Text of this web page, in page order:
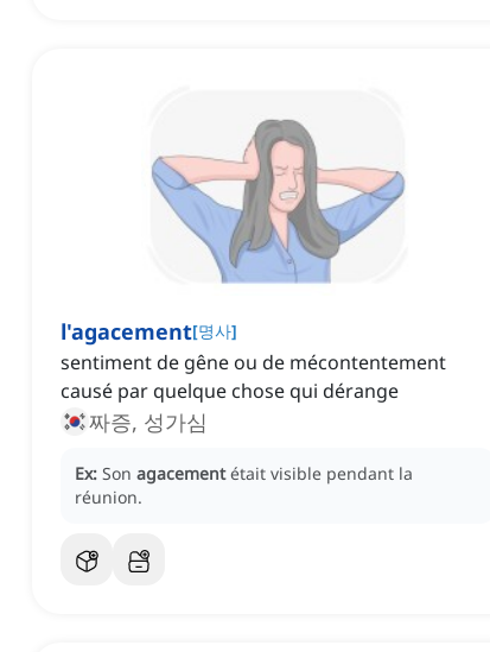
l'agacement[명사]
sentiment de gêne ou de mécontentement
causé par quelque chose qui dérange
짜증, 성가심
Ex: Son agacement était visible pendant la
réunion.